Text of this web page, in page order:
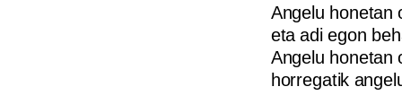
Angelu honetan
eta adi egon
Angelu honetan
horregatik